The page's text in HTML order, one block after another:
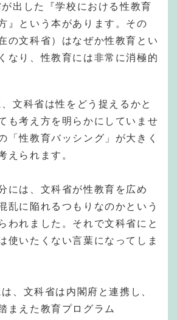
出した『学校における性教育
』という本があります。その
の文科省）はなぜか性教育とい
なり、性教育には非常に消極的
文科省は性をどう捉えるかと
も考え方を明らかにしていませ
「性教育バッシング」が大きく
えられます。
には、文科省が性教育を広め
乱に陥れるつもりなのかという
われました。それで文科省にと
使いたくない言葉になってしま
、文科省は内閣府と連携し、
まえた教育プログラム